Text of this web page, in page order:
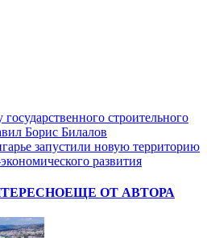
строительного
Борис Билалов
запустили новую территорию
развития
ЕЩЕ ОТ АВТОРА